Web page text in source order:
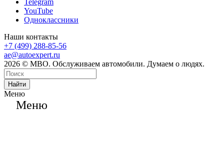
Telegram
YouTube
Одноклассники
Наши контакты
+7 (499) 288-85-56
ae@autoexpert.ru
2026 © МВО. Обслуживаем автомобили. Думаем о людях.
Найти
Меню
Меню